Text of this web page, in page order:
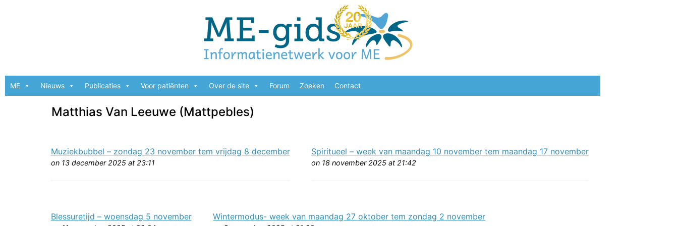
ME Nieuws Publicaties Voor patiënten Over de site Forum Zoeken Contact
Matthias Van Leeuwe (Mattpebles)
Muziekbubbel – zondag 23 november tem vrijdag 8 december
on 13 december 2025 at 23:11
Spiritueel – week van maandag 10 november tem maandag 17 november
on 18 november 2025 at 21:42
Blessuretijd – woensdag 5 november Wintermodus- week van maandag 27 oktober tem zondag 2 november